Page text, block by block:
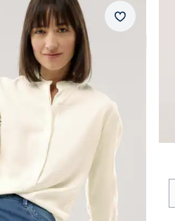
Bluse Merkzettel
Produkte 1 bis 24 von 29.